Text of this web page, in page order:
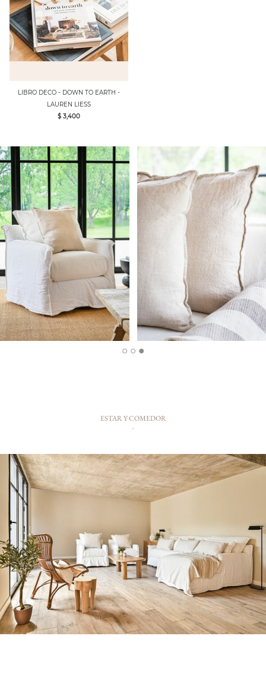
LIBRO DECO - DOWN TO EARTH -
LAUREN LIESS
$ 3,400
ESTAR Y COMEDOR
´